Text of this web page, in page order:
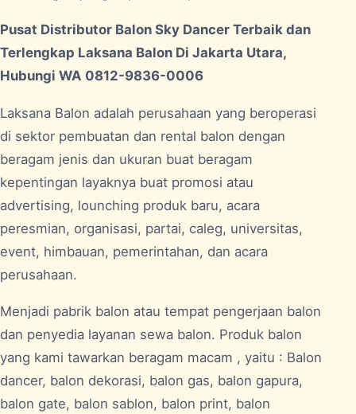
Pusat Distributor Balon Sky Dancer Terbaik dan
Terlengkap Laksana Balon Di Jakarta Utara,
Hubungi WA 0812-9836-0006
Laksana Balon adalah perusahaan yang beroperasi
di sektor pembuatan dan rental balon dengan
beragam jenis dan ukuran buat beragam
kepentingan layaknya buat promosi atau
advertising, lounching produk baru, acara
peresmian, organisasi, partai, caleg, universitas,
event, himbauan, pemerintahan, dan acara
perusahaan.
Menjadi pabrik balon atau tempat pengerjaan balon
dan penyedia layanan sewa balon. Produk balon
yang kami tawarkan beragam macam , yaitu : Balon
dancer, balon dekorasi, balon gas, balon gapura,
balon gate, balon sablon, balon print, balon